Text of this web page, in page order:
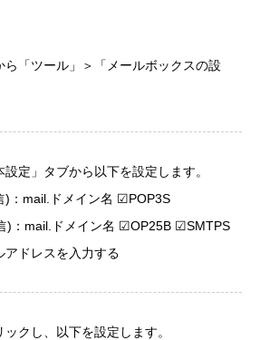
ら「ツール」＞「メールボックスの設
定」タブから以下を設定します。
)：mail.ドメイン名 ☑POP3S
)：mail.ドメイン名 ☑OP25B ☑SMTPS
アドレスを入力する
ックし、以下を設定します。